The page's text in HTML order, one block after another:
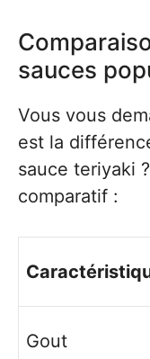
sauces
Vous vous
est la
sauce teriyaki
comparatif :
Gout